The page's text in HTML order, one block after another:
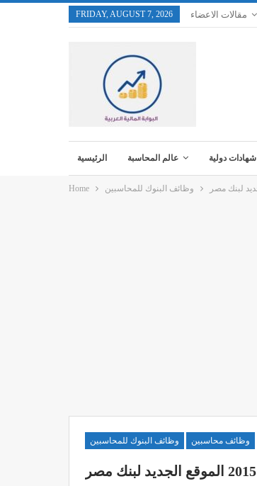
FRIDAY, AUGUST 7, 2026 مقالات الاعضاء
الرئيسية عالم المحاسبة شهادات دولية
Home وظائف البنوك للمحاسبين
وظائف البنوك للمحاسبين وظائف محاسبين